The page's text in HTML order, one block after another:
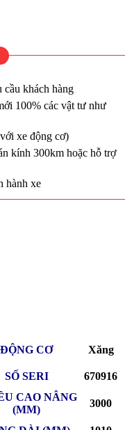
cầu khách hàng
100% các vật tư như
xe động cơ)
kính 300km hoặc hỗ trợ
hành xe
ĐỘNG CƠ Xăng
SỐ SERI 670916
CAO NÂNG
(MM)
3000